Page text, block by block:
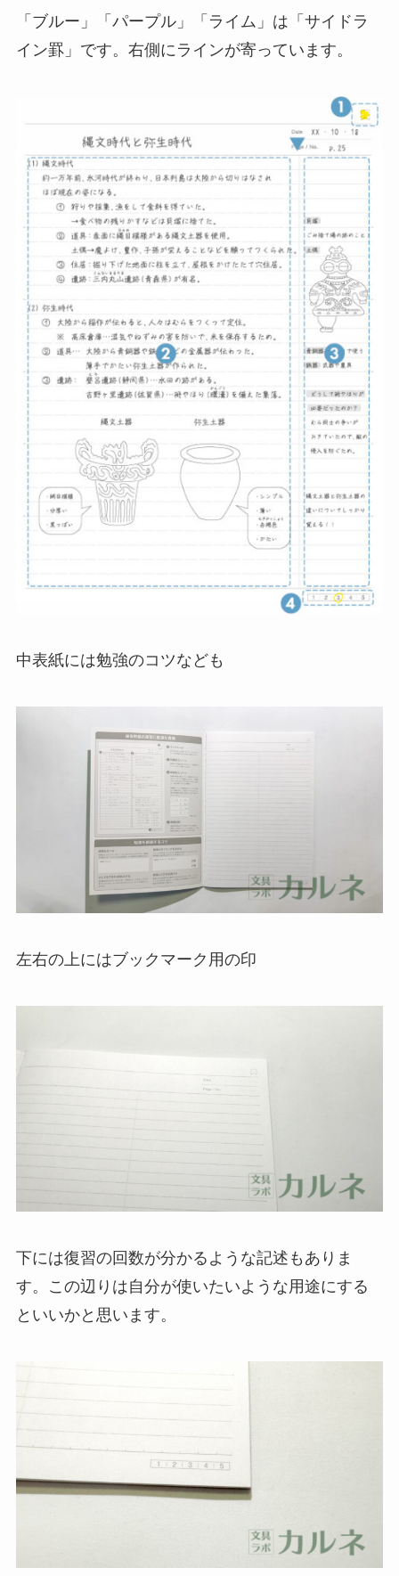
「ブルー」「パープル」「ライム」は「サイドラ
イン罫」です。右側にラインが寄っています。
中表紙には勉強のコツなども
左右の上にはブックマーク用の印
下には復習の回数が分かるような記述もありま
す。この辺りは自分が使いたいような用途にする
といいかと思います。